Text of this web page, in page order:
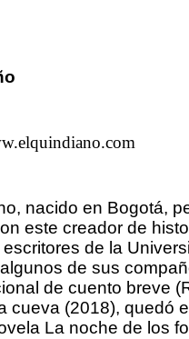
nacido en Bogotá,
este creador de
de la
de sus
de cuento breve
cueva (2018), quedó
La noche de los